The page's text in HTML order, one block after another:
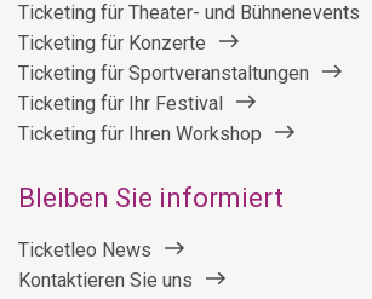
Ticketing für Theater- und Bühnenevents
Ticketing für Konzerte
Ticketing für Sportveranstaltungen
Ticketing für Ihr Festival
Ticketing für Ihren Workshop
Bleiben Sie informiert
Ticketleo News
Kontaktieren Sie uns